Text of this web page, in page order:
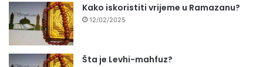
Kako iskoristiti vrijeme u Ramazanu?
12/02/2025
Šta je Levhi-mahfuz?